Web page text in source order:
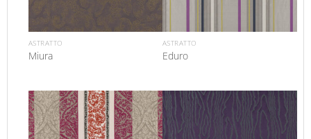
ASTRATTO
Miura
ASTRATTO
Eduro